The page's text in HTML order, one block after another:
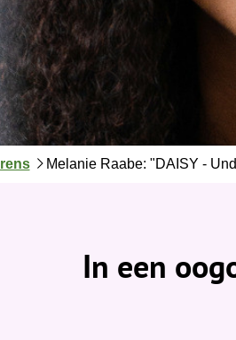
Melanie Raabe: "DAISY -
In een